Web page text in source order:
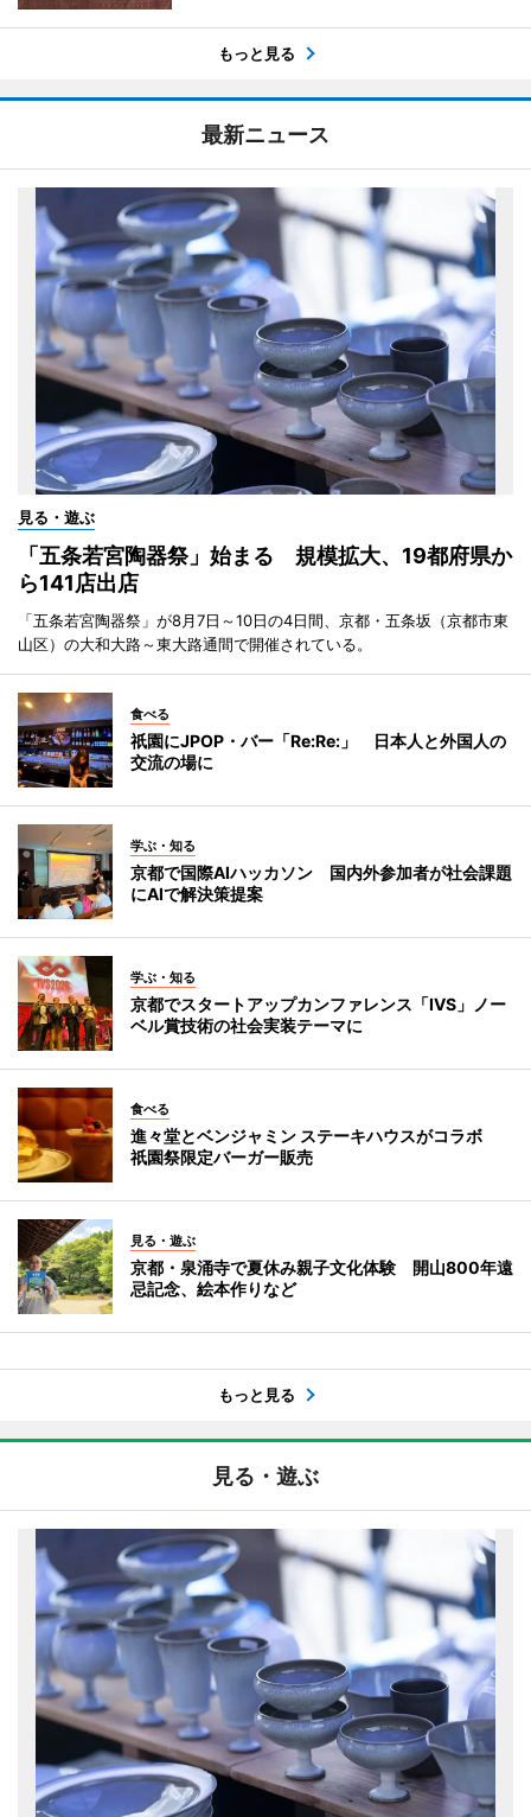
もっと見る
最新ニュース
見る・遊ぶ
「五条若宮陶器祭」始まる 規模拡大、19都府県か
ら141店出店
「五条若宮陶器祭」が8月7日～10日の4日間、京都・五条坂（京都市東
山区）の大和大路～東大路通間で開催されている。
食べる
祇園にJPOP・バー「Re:Re:」 日本人と外国人の
交流の場に
学ぶ・知る
京都で国際AIハッカソン 国内外参加者が社会課題
にAIで解決策提案
学ぶ・知る
京都でスタートアップカンファレンス「IVS」ノー
ベル賞技術の社会実装テーマに
食べる
進々堂とベンジャミン ステーキハウスがコラボ
祇園祭限定バーガー販売
見る・遊ぶ
京都・泉涌寺で夏休み親子文化体験 開山800年遠
忌記念、絵本作りなど
もっと見る
見る・遊ぶ